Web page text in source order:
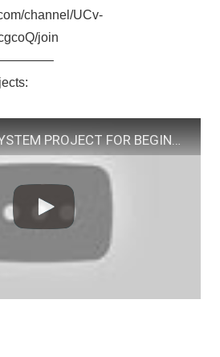
channel/UCv-
join
PYTHON LOGIN SYSTEM PROJECT FOR BEGINNERS